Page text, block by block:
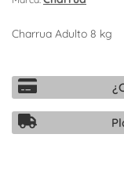
Charrua Adulto 8 kg